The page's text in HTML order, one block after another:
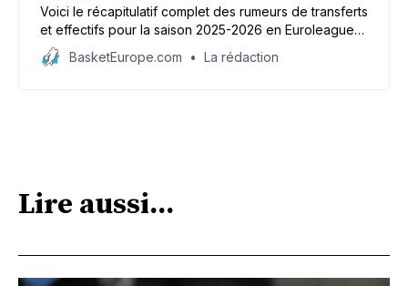
Voici le récapitulatif complet des rumeurs de transferts
et effectifs pour la saison 2025-2026 en Euroleague
où 20 équipes sont attendues dont trois de l’élite
française : Monaco, Paris et l’ASVEL.
BasketEurope.com La rédaction
Lire aussi...